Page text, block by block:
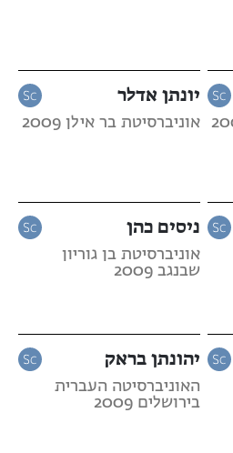
יונתן אדלר
אוניברסיטת בר אילן 2009
ניסים כהן
אוניברסיטת בן גוריון
שבנגב 2009
יהונתן בראק
האוניברסיטה העברית
בירושלים 2009